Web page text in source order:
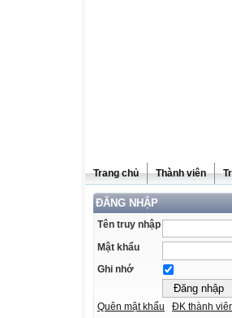
Trang chủ Thành viên
ĐĂNG NHẬP
Tên truy nhập
Mật khẩu
Ghi nhớ
Quên mật khẩu ĐK thành